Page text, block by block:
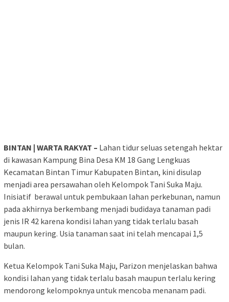
BINTAN | WARTA RAKYAT – Lahan tidur seluas setengah hektar
di kawasan Kampung Bina Desa KM 18 Gang Lengkuas
Kecamatan Bintan Timur Kabupaten Bintan, kini disulap
menjadi area persawahan oleh Kelompok Tani Suka Maju.
Inisiatif berawal untuk pembukaan lahan perkebunan, namun
pada akhirnya berkembang menjadi budidaya tanaman padi
jenis IR 42 karena kondisi lahan yang tidak terlalu basah
maupun kering. Usia tanaman saat ini telah mencapai 1,5
bulan.
Ketua Kelompok Tani Suka Maju, Parizon menjelaskan bahwa
kondisi lahan yang tidak terlalu basah maupun terlalu kering
mendorong kelompoknya untuk mencoba menanam padi.